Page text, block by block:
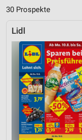
30 Prospekte
Lidl